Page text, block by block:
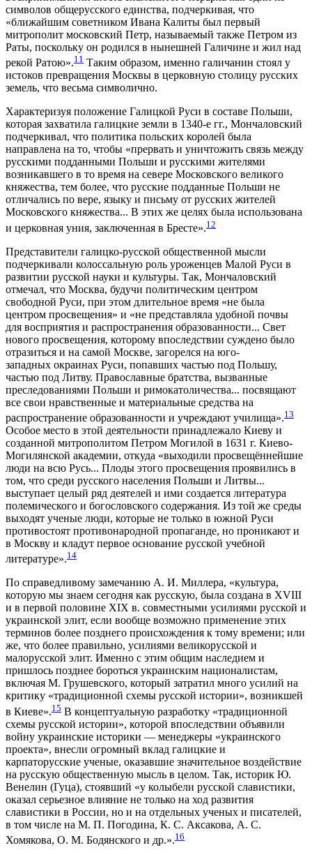
символов общерусского единства, подчеркивая, что
«ближайшим советником Ивана Калиты был первый
митрополит московский Петр, называемый также Петром из
Раты, поскольку он родился в нынешней Галичине и жил над
рекой Ратою».11 Таким образом, именно галичанин стоял у
истоков превращения Москвы в церковную столицу русских
земель, что весьма символично.
Характеризуя положение Галицкой Руси в составе Польши,
которая захватила галицкие земли в 1340-е гг., Мончаловский
подчеркивал, что политика польских королей была
направлена на то, чтобы «прервать и уничтожить связь между
русскими подданными Польши и русскими жителями
возникавшего в то время на севере Московского великого
княжества, тем более, что русские подданные Польши не
отличались по вере, языку и письму от русских жителей
Московского княжества... В этих же целях была использована
и церковная уния, заключенная в Бресте».12
Представители галицко-русской общественной мысли
подчеркивали колоссальную роль уроженцев Малой Руси в
развитии русской науки и культуры. Так, Мончаловский
отмечал, что Москва, будучи политическим центром
свободной Руси, при этом длительное время «не была
центром просвещения» и «не представляла удобной почвы
для восприятия и распространения образованности... Свет
нового просвещения, которому впоследствии суждено было
отразиться и на самой Москве, загорелся на юго-
западных окраинах Руси, попавших частью под Польшу,
частью под Литву. Православные братства, вызванные
преследованиями Польши и римокатоличества... посвящают
все свои нравственные и материальные средства на
распространение образованности и учреждают училища».13
Особое место в этой деятельности принадлежало Киеву и
созданной митрополитом Петром Могилой в 1631 г. Киево-
Могилянской академии, откуда «выходили просвещённейшие
люди на всю Русь... Плоды этого просвещения проявились в
том, что среди русского населения Польши и Литвы...
выступает целый ряд деятелей и ими создается литература
полемического и богословского содержания. Из той же среды
выходят ученые люди, которые не только в южной Руси
противостоят противонародной пропаганде, но проникают и
в Москву и кладут первое основание русской учебной
литературе».14
По справедливому замечанию А. И. Миллера, «культура,
которую мы знаем сегодня как русскую, была создана в XVIII
и в первой половине XIX в. совместными усилиями русской и
украинской элит, если вообще возможно применение этих
терминов более позднего происхождения к тому времени; или
же, что более правильно, усилиями великорусской и
малорусской элит. Именно с этим общим наследием и
пришлось позднее бороться украинским националистам,
включая М. Грушевского, который затратил много усилий на
критику «традиционной схемы русской истории», возникшей
в Киеве».15 В концептуальную разработку «традиционной
схемы русской истории», которой впоследствии объявили
войну украинские историки — менеджеры «украинского
проекта», внесли огромный вклад галицкие и
карпаторусские ученые, оказавшие значительное воздействие
на русскую общественную мысль в целом. Так, историк Ю.
Венелин (Гуца), стоявший «у колыбели русской славистики,
оказал серьезное влияние не только на ход развития
славистики в России, но и на отдельных ученых и писателей,
в том числе на М. П. Погодина, К. С. Аксакова, А. С.
Хомякова, О. М. Бодянского и др.».16